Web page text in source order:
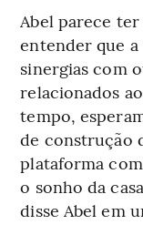
Abel parece
entender que
sinergias com
relacionados
tempo,
de construção
plataforma
o sonho da
disse Abel em